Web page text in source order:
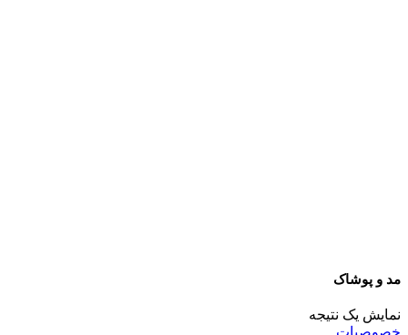
مد و پوشاک
نمایش یک نتیجه